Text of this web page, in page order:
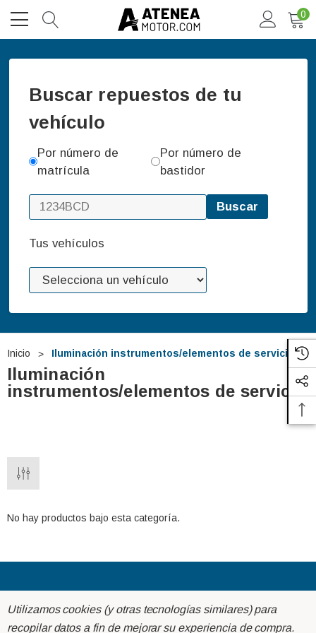
0
Buscar repuestos de tu
vehículo
Por número de
matrícula
Por número de
bastidor
Buscar
Tus vehículos
Inicio Iluminación instrumentos/elementos de servicio
Iluminación
instrumentos/elementos de servicio
€275,29 €127,87
No hay productos bajo esta categoría.
Acerca de
Utilizamos cookies (y otras tecnologías similares) para
recopilar datos a fin de mejorar su experiencia de compra.